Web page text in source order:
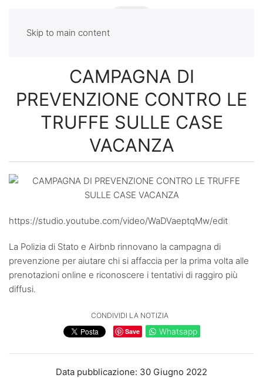
Skip to main content
CAMPAGNA DI
PREVENZIONE CONTRO LE
TRUFFE SULLE CASE
VACANZA
https://studio.youtube.com/video/WaDVaeptqMw/edit
La Polizia di Stato e Airbnb rinnovano la campagna di
prevenzione per aiutare chi si affaccia per la prima volta alle
prenotazioni online e riconoscere i tentativi di raggiro più
diffusi.
CONDIVIDI LA NOTIZIA
Save
Whatsapp
Data pubblicazione: 30 Giugno 2022